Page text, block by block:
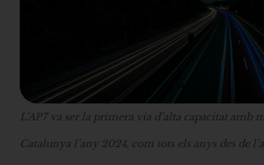
L’AP7 va ser la primera via d’alta capacitat amb
Catalunya l’any 2024, com tots els anys des de